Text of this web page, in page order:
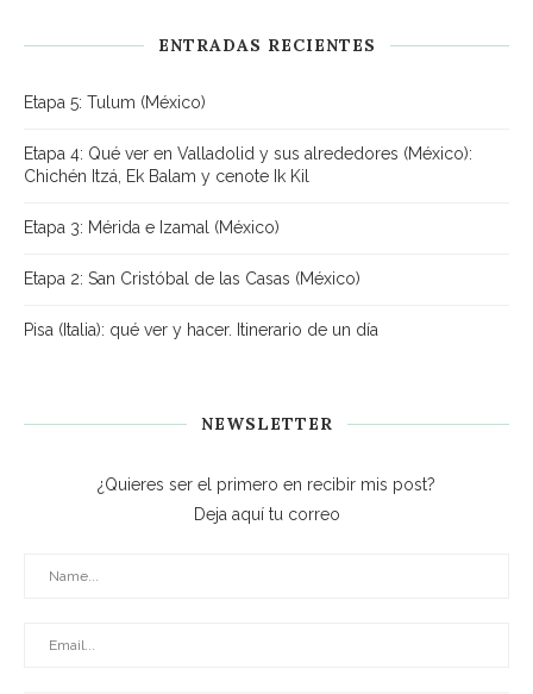
ENTRADAS RECIENTES
Etapa 5: Tulum (México)
Etapa 4: Qué ver en Valladolid y sus alrededores (México):
Chichén Itzá, Ek Balam y cenote Ik Kil
Etapa 3: Mérida e Izamal (México)
Etapa 2: San Cristóbal de las Casas (México)
Pisa (Italia): qué ver y hacer. Itinerario de un día
NEWSLETTER
¿Quieres ser el primero en recibir mis post?
Deja aquí tu correo